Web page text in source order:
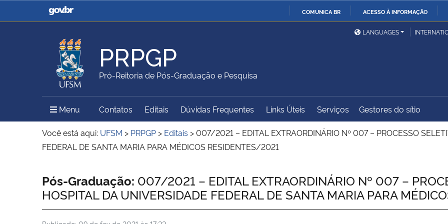
COMUNICA BR ACESSO À INFORMAÇÃO
Casa Civil
Ministério da Justiça e
Ministério da Defesa
Ministério das Relações
Exteriores
Ministério da Agricultura,
Pecuária e Abastecimento
Ministério da Educação
Ministério do Meio Ambiente Ministério do Turismo
Ministério do
Desenvolvimento Regional
Controladoria-Geral da
União
Institucional
LANGUAGES
PRPGP
Pró-Reitoria de Pós-Graduação e Pesquisa
Menu Menu Principal do Sítio
Contatos Editais Dúvidas Frequentes Links Úteis Serviços Gestores do sítio
Você está aqui: UFSM > PRPGP > Editais >007/2021 – EDITAL EXTRAORDINÁRIO Nº 007 – PROCESSO
FEDERAL DE SANTA MARIA PARA MÉDICOS RESIDENTES/2021
Início do conteúdo
Pós-Graduação: 007/2021 – EDITAL EXTRAORDINÁRIO Nº 007 –
HOSPITAL DA UNIVERSIDADE FEDERAL DE SANTA MARIA PARA